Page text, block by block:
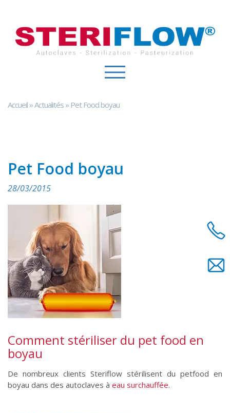
Accueil »Actualités » Pet Food boyau
Pet Food boyau
28/03/2015
Comment stériliser du pet food en
boyau
De nombreux clients Steriflow stérilisent du petfood en
boyau dans des autoclaves à eau surchauffée.